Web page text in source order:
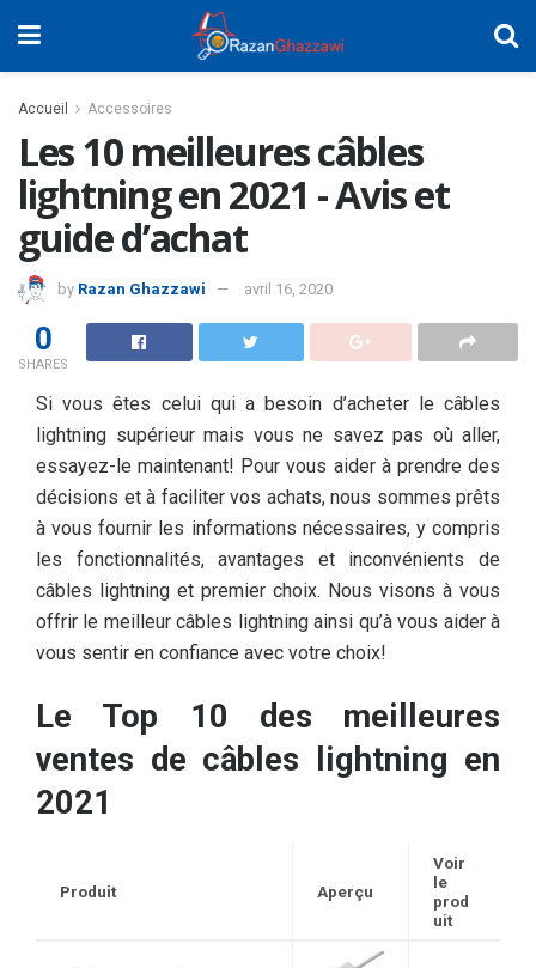
Accueil Accessoires
Les 10 meilleures câbles
lightning en 2021 - Avis et
guide d’achat
by Razan Ghazzawi avril 16, 2020
0
SHARES
Si vous êtes celui qui a besoin d’acheter le câbles
lightning supérieur mais vous ne savez pas où aller,
essayez-le maintenant! Pour vous aider à prendre des
décisions et à faciliter vos achats, nous sommes prêts
à vous fournir les informations nécessaires, y compris
les fonctionnalités, avantages et inconvénients de
câbles lightning et premier choix. Nous visons à vous
offrir le meilleur câbles lightning ainsi qu’à vous aider à
vous sentir en confiance avec votre choix!
Le Top 10 des meilleures
ventes de câbles lightning en
2021
Produit Aperçu
Voir
le
prod
uit